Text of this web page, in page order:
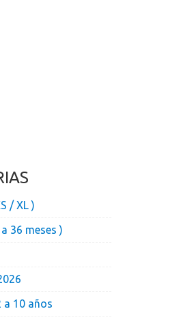
/ XL )
36 meses )
a 10 años